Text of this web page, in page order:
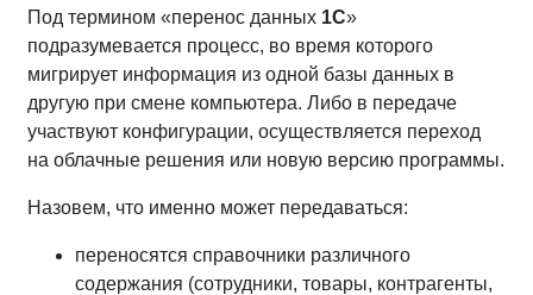
Под термином «перенос данных 1С»
подразумевается процесс, во время которого
мигрирует информация из одной базы данных в
другую при смене компьютера. Либо в передаче
участвуют конфигурации, осуществляется переход
на облачные решения или новую версию программы.
Назовем, что именно может передаваться:
переносятся справочники различного
содержания (сотрудники, товары, контрагенты,